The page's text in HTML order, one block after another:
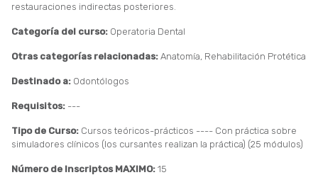
restauraciones indirectas posteriores.
Categoría del curso: Operatoria Dental
Otras categorías relacionadas: Anatomía, Rehabilitación Protética
Destinado a: Odontólogos
Requisitos: ---
Tipo de Curso: Cursos teóricos-prácticos ---- Con práctica sobre
simuladores clínicos (los cursantes realizan la práctica) (25 módulos)
Número de Inscriptos MAXIMO: 15